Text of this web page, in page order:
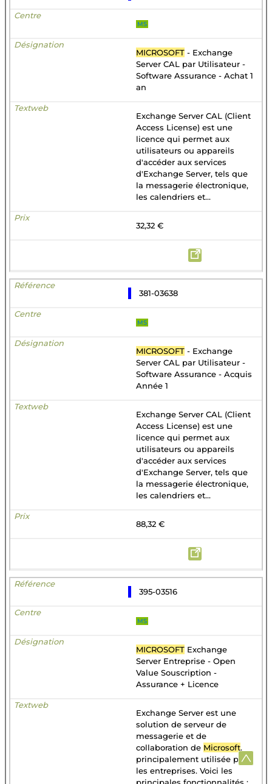
MS
MICROSOFT - Exchange
Server CAL par Utilisateur -
Software Assurance - Achat 1
an
Exchange Server CAL (Client
Access License) est une
licence qui permet aux
utilisateurs ou appareils
d'accéder aux services
d'Exchange Server, tels que
la messagerie électronique,
les calendriers et...
32,32 €
381-03638
MS
MICROSOFT - Exchange
Server CAL par Utilisateur -
Software Assurance - Acquis
Année 1
Exchange Server CAL (Client
Access License) est une
licence qui permet aux
utilisateurs ou appareils
d'accéder aux services
d'Exchange Server, tels que
la messagerie électronique,
les calendriers et...
88,32 €
395-03516
MS
MICROSOFT Exchange
Server Entreprise - Open
Value Souscription -
Assurance + Licence
Exchange Server est une
solution de serveur de
messagerie et de
collaboration de Microsoft,
principalement utilisée par
les entreprises. Voici les